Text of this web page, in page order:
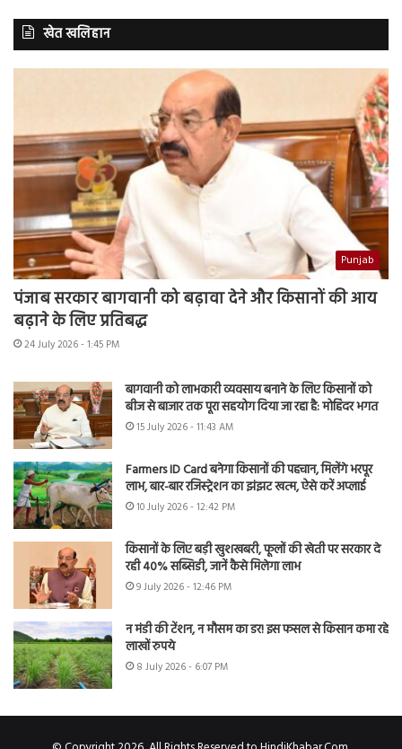
खेत खलिहान
Punjab
पंजाब सरकार बागवानी को बढ़ावा देने और किसानों की आय
बढ़ाने के लिए प्रतिबद्ध
24 July 2026 - 1:45 PM
बागवानी को लाभकारी व्यवसाय बनाने के लिए किसानों को
बीज से बाजार तक पूरा सहयोग दिया जा रहा है: मोहिंदर भगत
15 July 2026 - 11:43 AM
Farmers ID Card बनेगा किसानों की पहचान, मिलेंगे भरपूर
लाभ, बार-बार रजिस्ट्रेशन का झंझट खत्म, ऐसे करें अप्लाई
10 July 2026 - 12:42 PM
किसानों के लिए बड़ी खुशखबरी, फूलों की खेती पर सरकार दे
रही 40% सब्सिडी, जानें कैसे मिलेगा लाभ
9 July 2026 - 12:46 PM
न मंडी की टेंशन, न मौसम का डर! इस फसल से किसान कमा रहे
लाखों रुपये
8 July 2026 - 6:07 PM